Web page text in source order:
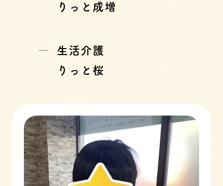
りっと成増
生活介護
りっと桜